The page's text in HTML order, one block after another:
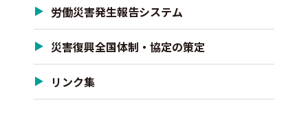
労働災害発生報告システム
災害復興全国体制・協定の策定
リンク集